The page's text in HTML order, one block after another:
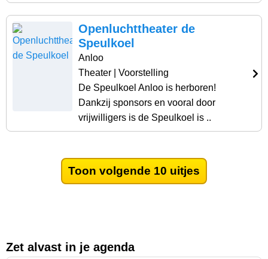
Openluchttheater de
Speulkoel
Anloo
Theater | Voorstelling
De Speulkoel Anloo is herboren!
Dankzij sponsors en vooral door
vrijwilligers is de Speulkoel is ..
Toon volgende 10 uitjes
Zet alvast in je agenda